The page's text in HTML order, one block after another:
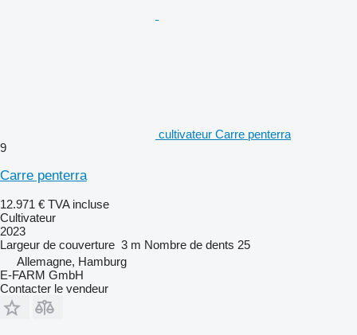
cultivateur Carre penterra
9
Carre penterra
12.971 € TVA incluse
Cultivateur
2023
Largeur de couverture 3 m Nombre de dents 25
Allemagne, Hamburg
E-FARM GmbH
Contacter le vendeur